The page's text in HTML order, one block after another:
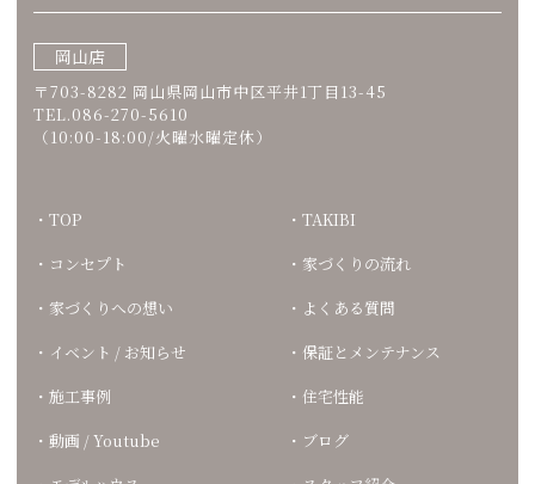
岡山店
〒703-8282 岡山県岡山市中区平井1丁目13-45
TEL.086-270-5610
（10:00-18:00/火曜水曜定休）
TOP
コンセプト
家づくりへの想い
イベント / お知らせ
施工事例
動画 / Youtube
TAKIBI
家づくりの流れ
よくある質問
保証とメンテナンス
住宅性能
ブログ